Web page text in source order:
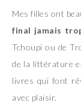
Mes filles ont
final jamais
Tchoupi ou de
de la littérature
livres qui font
avec plaisir.